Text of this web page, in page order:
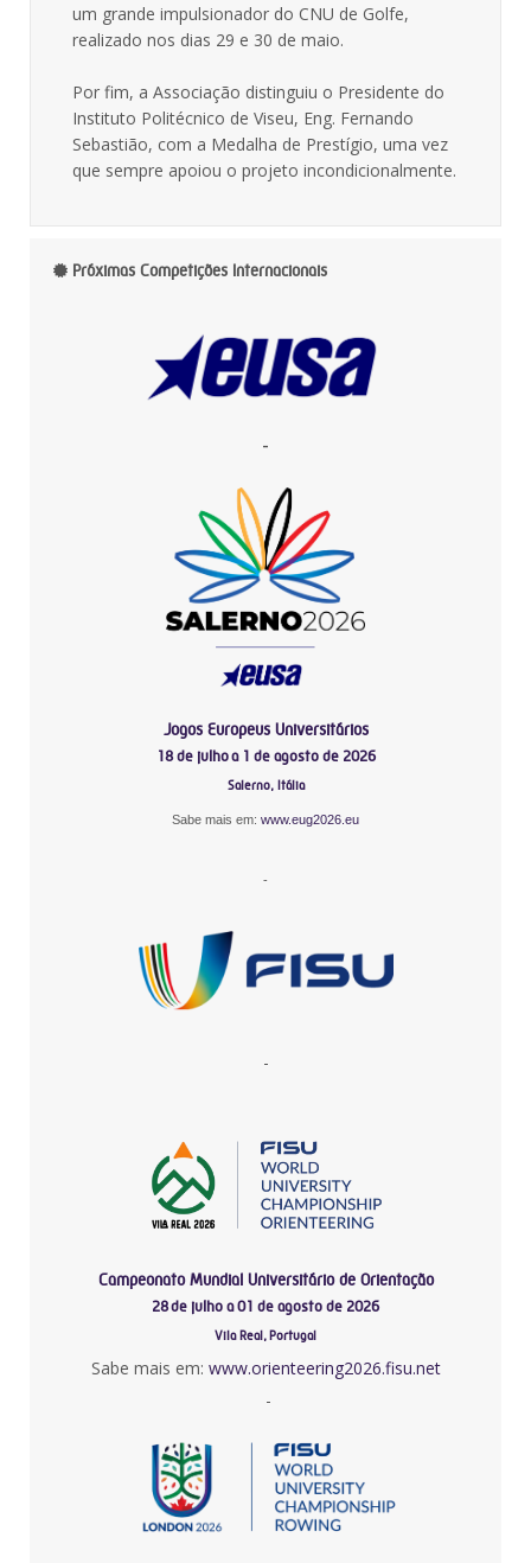
um grande impulsionador do CNU de Golfe,
realizado nos dias 29 e 30 de maio.
Por fim, a Associação distinguiu o Presidente do
Instituto Politécnico de Viseu, Eng. Fernando
Sebastião, com a Medalha de Prestígio, uma vez
que sempre apoiou o projeto incondicionalmente.
Próximas Competições Internacionais
-
Jogos Europeus Universitários
18 de julho a 1 de agosto de 2026
Salerno, Itália
Sabe mais em: www.eug2026.eu
-
-
Campeonato Mundial Universitário de Orientação
28 de julho a 01 de agosto de 2026
Vila Real, Portugal
Sabe mais em: www.orienteering2026.fisu.net
-